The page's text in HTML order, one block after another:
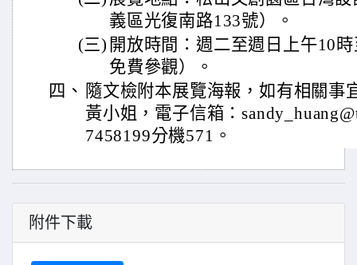
義區光復南路133號）。
(三) 開放時間：週二至週日上午10
免費參觀）。
四、 隨文檢附本展覽海報，如有相關事
黃小姐，電子信箱：
7458199分機571。
附件下載